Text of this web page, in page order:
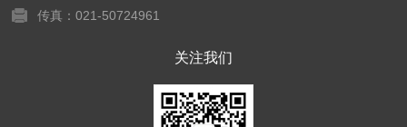
传真：021-50724961
关注我们